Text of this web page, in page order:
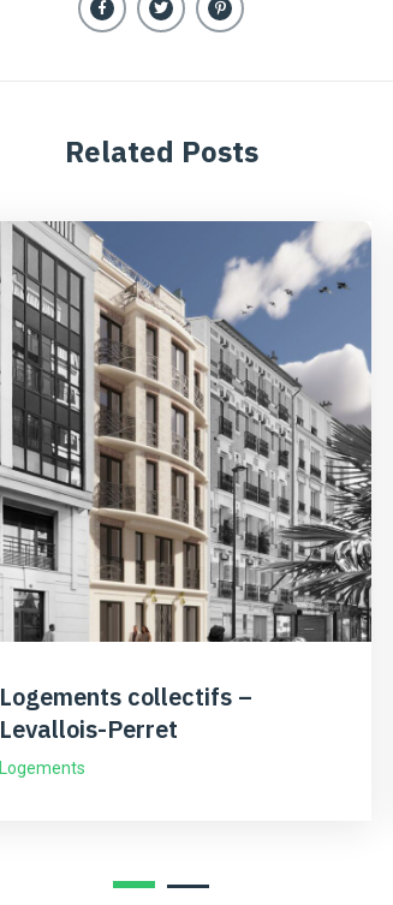
Related Posts
Logements collectifs –
Levallois-Perret
Logements